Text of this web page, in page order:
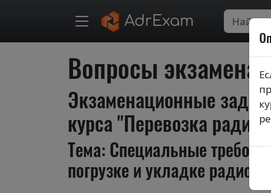
AdrExam
Вопросы
Экзаменационные
курса "Перевозка
Тема: Специальные
погрузке и укладке